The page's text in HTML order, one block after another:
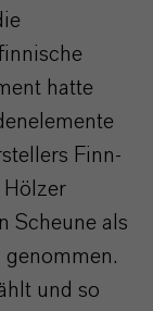
hatte
Finn-
Hölzer
Scheune als
genommen.
und so